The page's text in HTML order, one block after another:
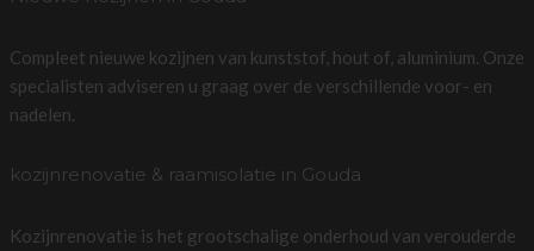
Compleet nieuwe kozijnen van kunststof, hout of, aluminium. Onze
specialisten adviseren u graag over de verschillende voor- en
nadelen.
kozijnrenovatie & raamisolatie in Gouda
Kozijnrenovatie is het grootschalige onderhoud van verouderde